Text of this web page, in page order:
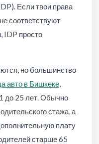
Если твои права
соответствуют
IDP просто
но большинство
авто в Бишкеке,
до 25 лет. Обычно
стажа, а
плату
старше 65